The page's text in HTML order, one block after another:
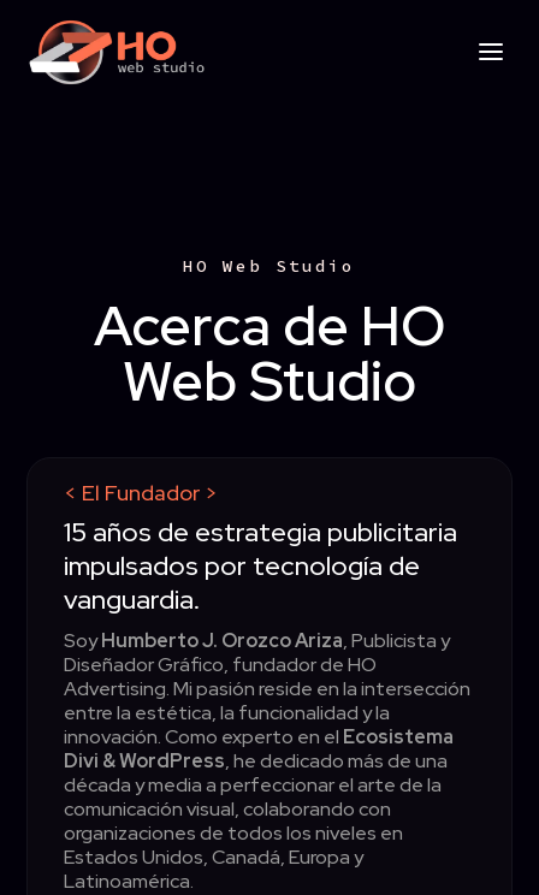
HO Web Studio
Acerca de HO
Web Studio
< El Fundador >
15 años de estrategia publicitaria
impulsados por tecnología de
vanguardia.
SoyHumberto J. Orozco Ariza, Publicista y
Diseñador Gráfico, fundador de HO
Advertising. Mi pasión reside en la intersección
entre la estética, la funcionalidad y la
innovación.Como experto en el Ecosistema
Divi & WordPress, he dedicado más de una
década y media a perfeccionar el arte de la
comunicación visual, colaborando con
organizaciones de todos los niveles en
Estados Unidos, Canadá, Europa y
Latinoamérica.